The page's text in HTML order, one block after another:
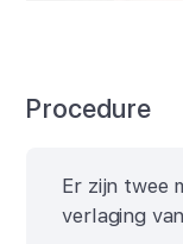
Procedure
Er zijn twee
verlaging